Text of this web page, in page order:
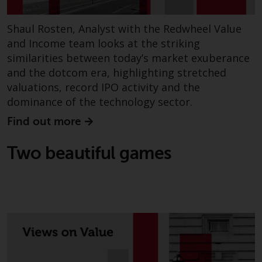
Anlageziele, das Risiko sowie die
Gebühren und Ausgaben des
Fonds prüfen. Diese und andere
Informationen finden Sie im
Verkaufsprospekt des Fonds, der
telefonisch unter 1-855-RWC-
FUND erhältlich ist oder indem
https://www.redwheel.com/us/en/
lesen Sie den Verkaufsprospekt
Andere auf dieser Website
beschriebene Fonds unterliegen
nicht den gleichen
regulatorischen Anforderungen
Shaul Rosten, Analyst with the Redwheel Value
and Income team looks at the striking
similarities between today’s market exuberance
and the dotcom era, highlighting stretched
valuations, record IPO activity and the
dominance of the technology sector.
Find out more
Two beautiful games